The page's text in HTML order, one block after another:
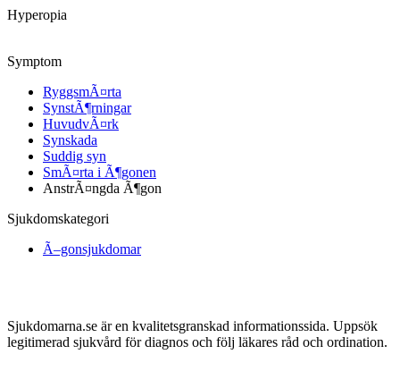
Hyperopia
Symptom
RyggsmÃ¤rta
SynstÃ¶rningar
HuvudvÃ¤rk
Synskada
Suddig syn
SmÃ¤rta i Ã¶gonen
AnstrÃ¤ngda Ã¶gon
Sjukdomskategori
Ã–gonsjukdomar
Sjukdomarna.se är en kvalitetsgranskad informationssida. Uppsök
legitimerad sjukvård för diagnos och följ läkares råd och ordination.